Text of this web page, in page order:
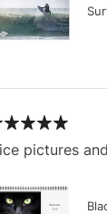
pictures